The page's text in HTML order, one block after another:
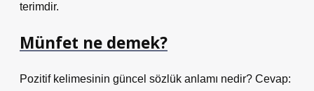
terimdir.
Münfet ne demek?
Pozitif kelimesinin güncel sözlük anlamı nedir? Cevap: